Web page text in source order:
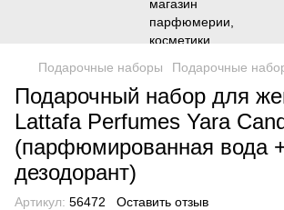
Подарочные наборы Подарочные
Подарочный набор для
Lattafa Perfumes Yara
(парфюмированная вода
дезодорант)
Артикул: 56472 Оставить отзыв